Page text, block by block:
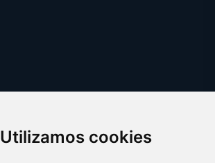
Utilizamos cookies